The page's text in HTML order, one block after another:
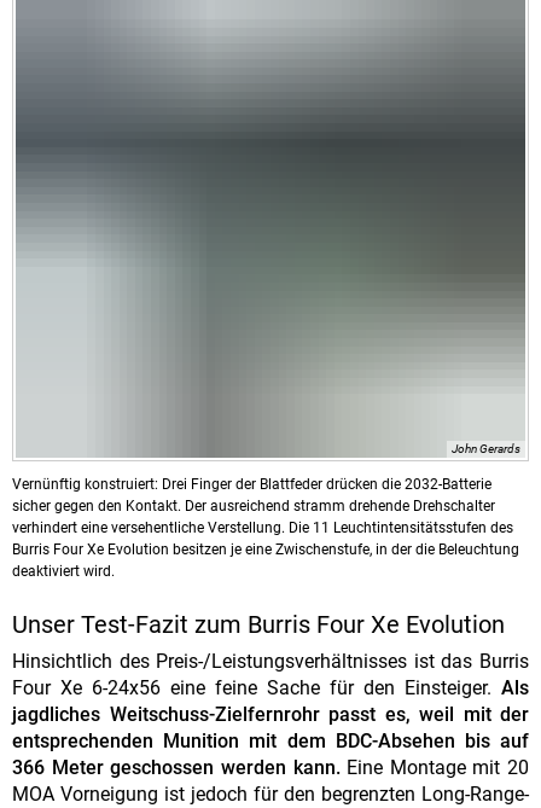
John Gerards
Vernünftig konstruiert: Drei Finger der Blattfeder drücken die 2032-Batterie
sicher gegen den Kontakt. Der ausreichend stramm drehende Drehschalter
verhindert eine versehentliche Verstellung. Die 11 Leuchtintensitätsstufen des
Burris Four Xe Evolution besitzen je eine Zwischenstufe, in der die Beleuchtung
deaktiviert wird.
Unser Test-Fazit zum Burris Four Xe Evolution
Hinsichtlich des Preis-/Leistungsverhältnisses ist das Burris
Four Xe 6-24x56 eine feine Sache für den Einsteiger. Als
jagdliches Weitschuss-Zielfernrohr passt es, weil mit der
entsprechenden Munition mit dem BDC-Absehen bis auf
366 Meter geschossen werden kann. Eine Montage mit 20
MOA Vorneigung ist jedoch für den begrenzten Long-Range-